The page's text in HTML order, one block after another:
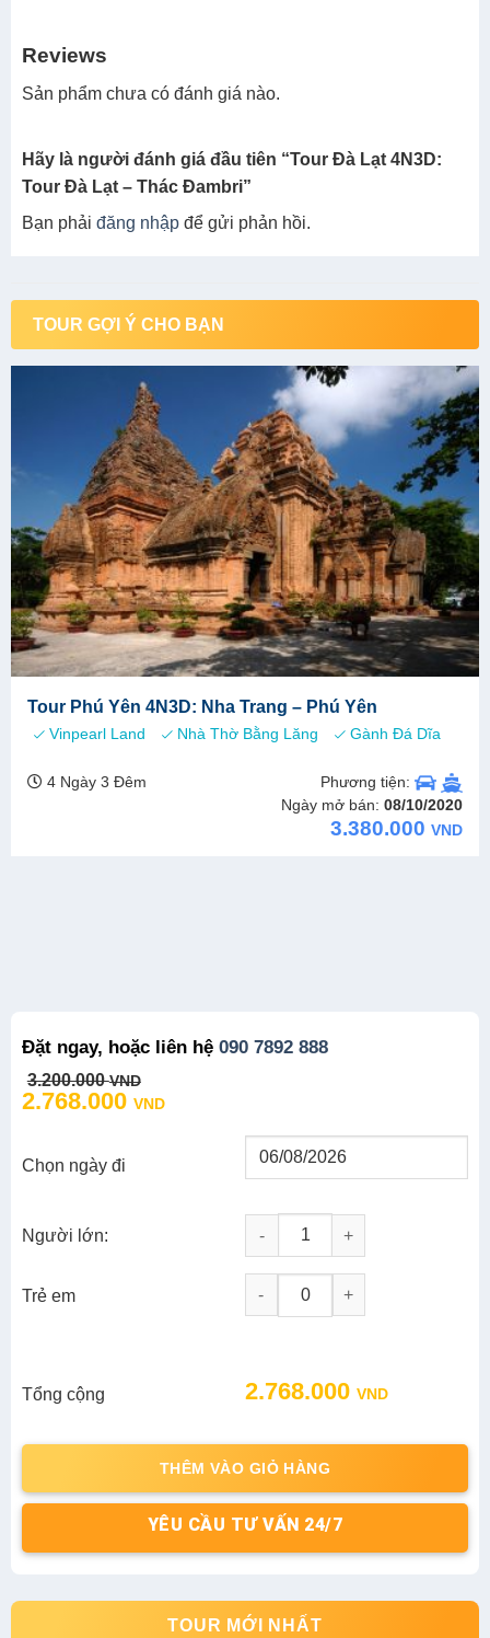
Đặt ngay, hoặc liên hệ 090 7892 888
3.200.000VND
Original
price
was:
2.768.000 VND
Current
price
is:
Chọn ngày đi
Người lớn:
Tour Đà Lạt 4N3D: Tour Đà Lạt
Trẻ em - +
Tổng cộng
Original
3.200.000 VND.
2.768.000 VND
Current
2.768.000 VND.
THÊM VÀO GIỎ HÀNG
YÊU CẦU TƯ VẤN 24/7
TOUR MỚI NHẤT
Reviews
Sản phẩm chưa có đánh giá nào.
Hãy là người đánh giá đầu tiên “Tour Đà Lạt 4N3D:
Tour Đà Lạt – Thác Đambri”
Bạn phải đăng nhập để gửi phản hồi.
TOUR GỢI Ý CHO BẠN
Tour Phú Yên 4N3D: Nha Trang – Phú Yên
Vinpearl Land Nhà Thờ Bằng Lăng Gành Đá Dĩa
4 Ngày 3 Đêm
Phương tiện:
Ngày mở bán:08/10/2020
3.380.000VND